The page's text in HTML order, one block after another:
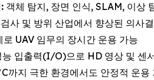
객체 탐지, 장면 인식, SLAM, 이상
사 및 방위 산업에서 향상된 의사
로 UAV 임무의 장시간 운용 가능
입출력(I/O)으로 HD 영상 및 센
까지 극한 환경에서도 안정적 운용